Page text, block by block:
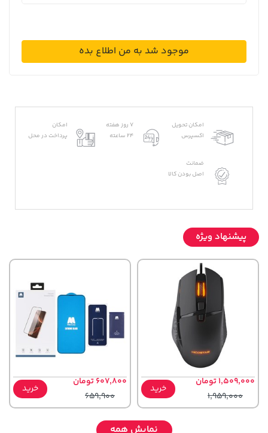
موجود شد به من اطلاع بده
امکان تحویل
اکسپرس
7 روز هفته
24 ساعته
امکان
پرداخت در محل
ضمانت
اصل بودن کالا
پیشنهاد ویژه
1,509,000 تومان
1,959,000
خرید
607,800 تومان
659,900
خرید
نمایش همه